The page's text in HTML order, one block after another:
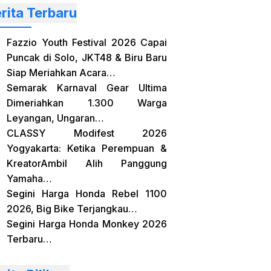
Terbaru
Fazzio Youth Festival 2026 Capai
Puncak di Solo, JKT48 & Biru Baru
Siap Meriahkan Acara…
Semarak Karnaval Gear Ultima
Dimeriahkan 1.300 Warga
Leyangan, Ungaran…
CLASSY Modifest 2026
Yogyakarta: Ketika Perempuan &
KreatorAmbil Alih Panggung
Yamaha…
Segini Harga Honda Rebel 1100
2026, Big Bike Terjangkau…
Segini Harga Honda Monkey 2026
Terbaru…